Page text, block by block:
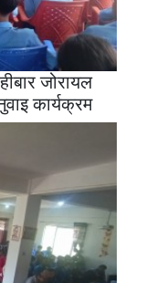
जोरायल
कार्यक्रम